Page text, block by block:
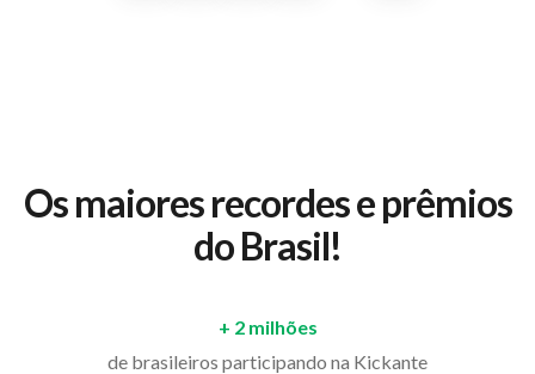
Os maiores recordes e prêmios
do Brasil!
+ 2 milhões
de brasileiros participando na Kickante